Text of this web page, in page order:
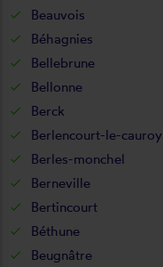
Beauvois
Béhagnies
Bellebrune
Bellonne
Berck
Berlencourt-le-cauroy
Berles-monchel
Berneville
Bertincourt
Béthune
Beugnâtre